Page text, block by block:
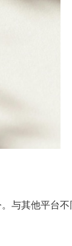
与其他平台不